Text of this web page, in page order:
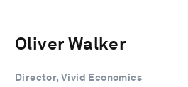
Oliver Walker
Director, Vivid Economics